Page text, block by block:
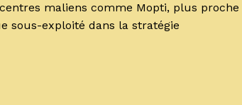
maliens comme Mopti, plus proche
sous-exploité dans la stratégie